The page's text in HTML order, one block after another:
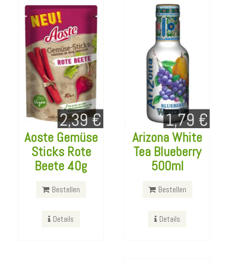
Aoste Gemüse
Sticks Rote
Beete 40g
Bestellen
Details
Arizona White
Tea Blueberry
500ml
Bestellen
Details
Glenfiddich Malt
Whishy 700ml
Bestellen
Danish
Buttercookies
500g